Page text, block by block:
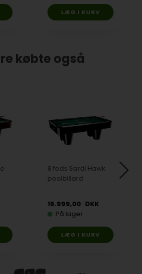
købte også
8 fods Sardi Hawk
poolbillard
16.999,00 DKK
På lager